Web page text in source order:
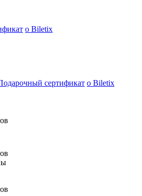
о Biletix
сертификат о Biletix